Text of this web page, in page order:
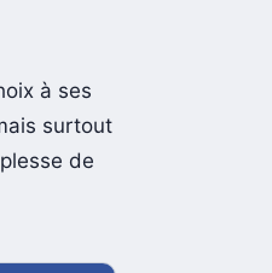
à ses
surtout
de